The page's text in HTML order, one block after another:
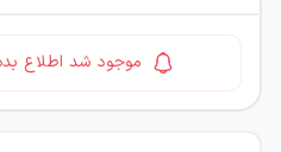
موجود شد اطلاع